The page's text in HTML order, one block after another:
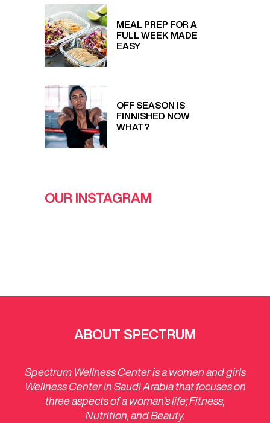
MEAL PREP FOR A
FULL WEEK MADE
EASY
OFF SEASON IS
FINNISHED NOW
WHAT?
OUR INSTAGRAM
ABOUT SPECTRUM
Spectrum Wellness Center is a women and girls
Wellness Center in Saudi Arabia that focuses on
three aspects of a woman’s life; Fitness,
Nutrition, and Beauty.